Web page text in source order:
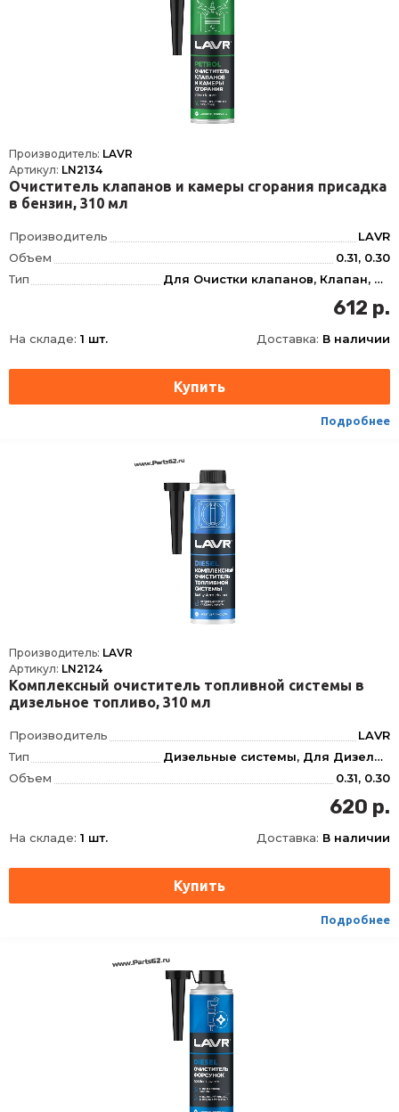
Производитель: LAVR
Артикул: LN2134
Очиститель клапанов и камеры сгорания присадка
в бензин, 310 мл
Производитель
LAVR
Объем
0.31, 0.30
Тип
Для Очистки клапанов, Клапан, Для Бензина
310 мл
62
Ширина
62
Условия хранения
±30
3811900000
612 р.
На складе: 1 шт. Доставка: В наличии
Подробнее
Производитель: LAVR
Артикул: LN2124
Комплексный очиститель топливной системы в
дизельное топливо, 310 мл
Производитель
LAVR
Тип
Дизельные системы, Для Дизеля, Для Очистки топливной системы, Топливной системы, Инжектор
Объем
0.31, 0.30
310 мл
62
Ширина
62
Условия хранения
±30
3811900000
620 р.
На складе: 1 шт. Доставка: В наличии
Подробнее